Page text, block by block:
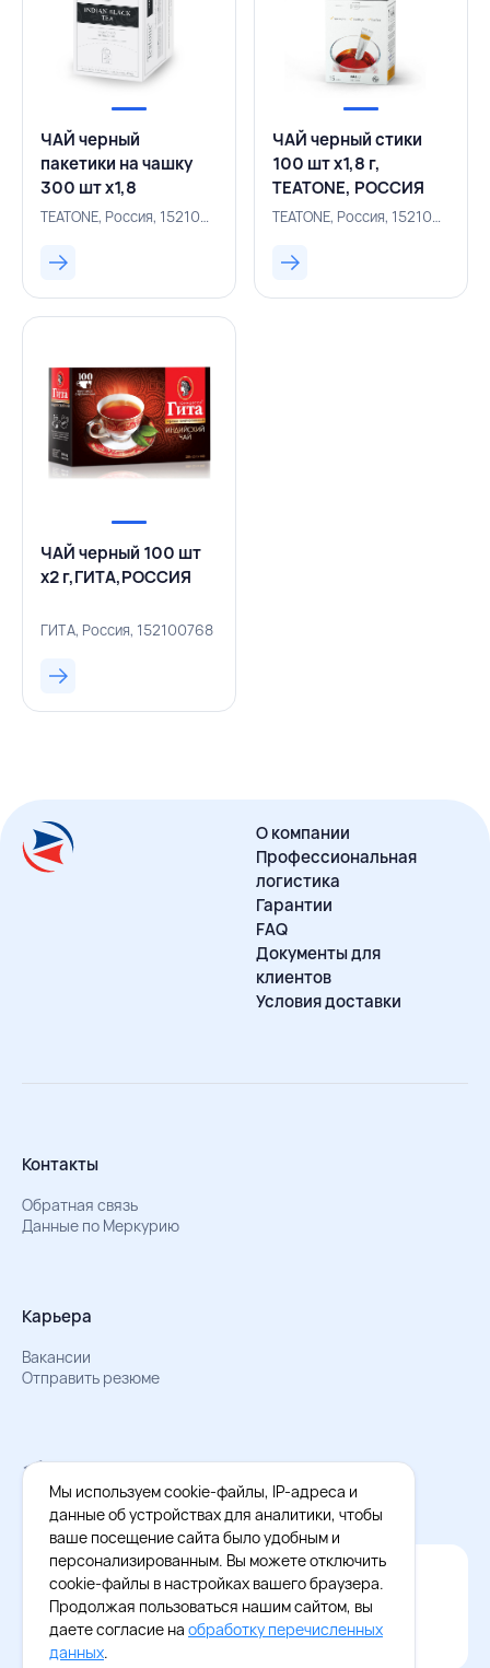
ЧАЙ черный
пакетики на чашку
300 шт х1,8
г,TEATONE,РОССИЯTEATONE, Россия, 152100204
ЧАЙ черный стики
100 шт х1,8 г,
TEATONE, РОССИЯ
TEATONE, Россия, 152100254
ЧАЙ черный 100 шт
х2 г,ГИТА,РОССИЯ
ГИТА, Россия, 152100768
О компании
Профессиональная
логистика
Гарантии
FAQ
Документы для
клиентов
Условия доставки
Контакты
Обратная связь
Данные по Меркурию
Карьера
Вакансии
Отправить резюме
Мы в Телеграм
Документы об обработке персональных данных
Охрана труда – результаты СОУТ
Официальное приложение Восток - Запад
Cкачайте бесплатное приложение
Мы используем cookie-файлы, IP-адреса и
данные об устройствах для аналитики, чтобы
ваше посещение сайта было удобным и
персонализированным. Вы можете отключить
cookie-файлы в настройках вашего браузера.
Продолжая пользоваться нашим сайтом, вы
даете согласие на обработку перечисленных
данных.